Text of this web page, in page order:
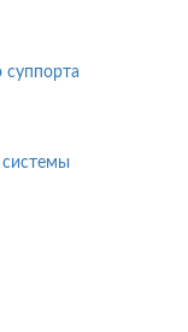
суппорта